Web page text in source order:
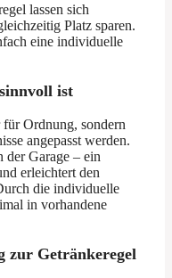
lassen sich
Platz sparen.
eine individuelle
ist
Ordnung, sondern
angepasst werden.
der Garage – ein
erleichtert den
die individuelle
in vorhandene
zur Getränkeregel